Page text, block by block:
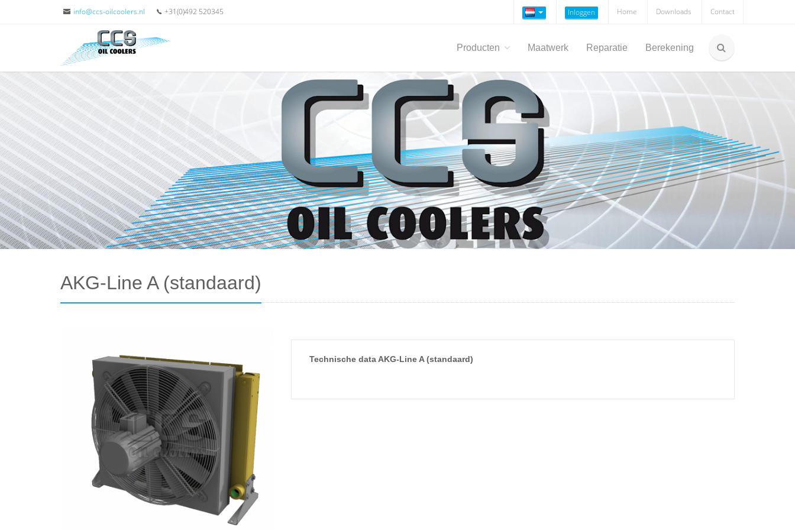
info@ccs-oilcoolers.nl +31(0)492 520345 Inloggen Home Downloads Contact
Producten Maatwerk Reparatie Berekening
AKG-Line A (standaard)
Technische data AKG-Line A (standaard)